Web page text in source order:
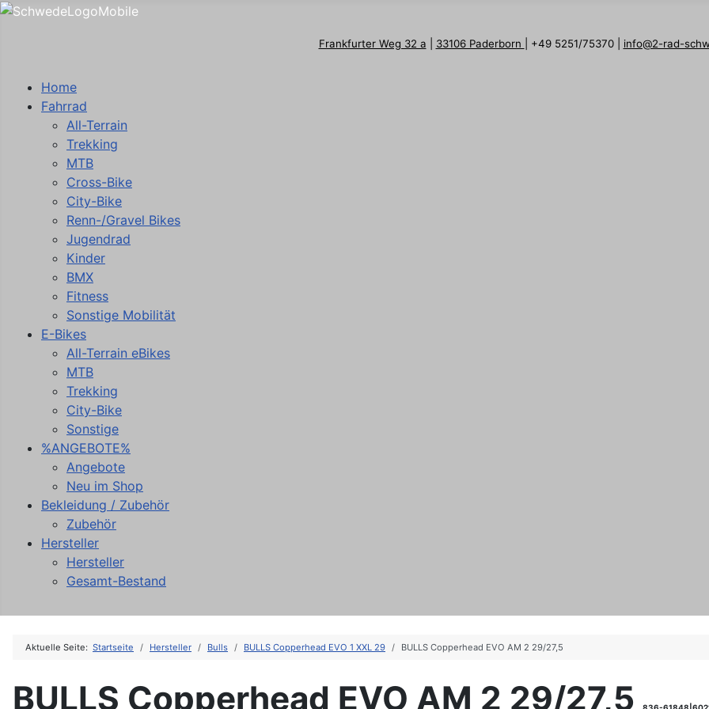
Frankfurter Weg 32 a 33106 Paderborn | +49 5251/75370 | info@2-rad-
Home
Fahrrad
All-Terrain
Trekking
MTB
Cross-Bike
City-Bike
Renn-/Gravel Bikes
Jugendrad
Kinder
BMX
Fitness
Sonstige Mobilität
E-Bikes
All-Terrain eBikes
MTB
Trekking
City-Bike
Sonstige
%ANGEBOTE%
Angebote
Neu im Shop
Bekleidung / Zubehör
Zubehör
Hersteller
Hersteller
Gesamt-Bestand
Aktuelle Seite: Startseite Hersteller Bulls BULLS Copperhead EVO 1 XXL 29 BULLS Copperhead EVO AM 2 29/27,5
BULLS Copperhead EVO AM 2 29/27,5